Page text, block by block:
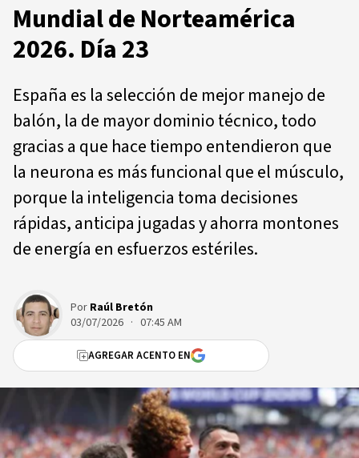
Mundial de Norteamérica
2026. Día 23
España es la selección de mejor manejo de
balón, la de mayor dominio técnico, todo
gracias a que hace tiempo entendieron que
la neurona es más funcional que el músculo,
porque la inteligencia toma decisiones
rápidas, anticipa jugadas y ahorra montones
de energía en esfuerzos estériles.
Por Raúl Bretón
03/07/2026 · 07:45 AM
AGREGAR ACENTO EN